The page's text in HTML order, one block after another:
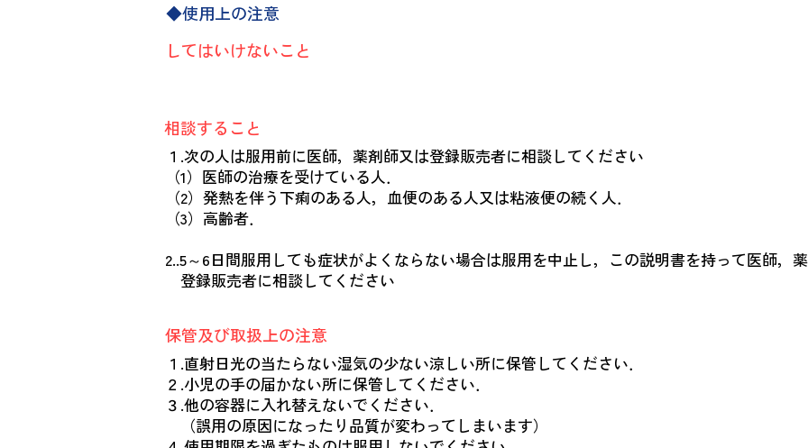
◆使用上の注意
してはいけないこと
相談すること
１.次の人は服用前に医師，薬剤師又は登録販売者に相談してください
（1）医師の治療を受けている人．
（2）発熱を伴う下痢のある人，血便のある人又は粘液便の続く人．
（3）高齢者．
2..5～6日間服用しても症状がよくならない場合は服用を中止し，この説明書を持って医師，
登録販売者に相談してください
保管及び取扱上の注意
１.直射日光の当たらない湿気の少ない涼しい所に保管してください．
２.小児の手の届かない所に保管してください．
３.他の容器に入れ替えないでください．
（誤用の原因になったり品質が変わってしまいます）